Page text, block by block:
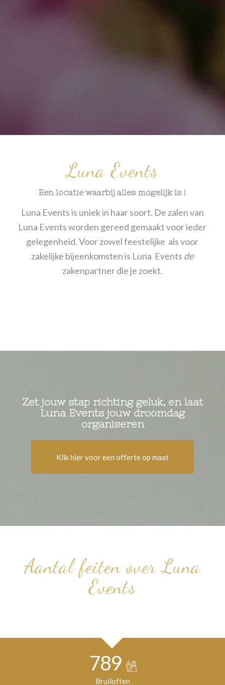
Luna Events
Een locatie waarbij alles mogelijk is !
Luna Events is uniek in haar soort. De zalen van
Luna Events worden gereed gemaakt voor ieder
gelegenheid. Voor zowel feestelijke als voor
zakelijke bijeenkomsten is Luna Events de
zakenpartner die je zoekt.
Zet jouw stap richting geluk, en laat
Luna Events jouw droomdag
organiseren
Klik hier voor een offerte op maat
Aantal feiten over Luna
Events
789
Bruiloften